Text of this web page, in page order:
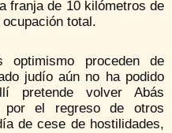
franja de 10 kilómetros de
total.
proceden de
judío aún no ha podido
pretende volver Abás
por el regreso de otros
de cese de hostilidades,